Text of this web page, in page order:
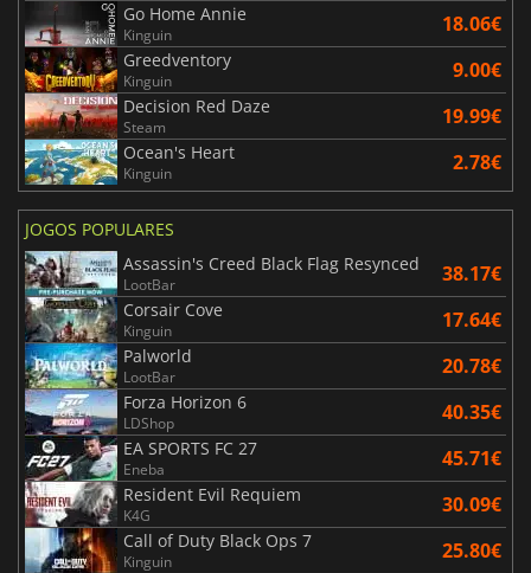
Go Home Annie
Kinguin 18.06€
Greedventory
Kinguin 9.00€
Decision Red Daze
Steam 19.99€
Ocean's Heart
Kinguin 2.78€
JOGOS POPULARES
Assassin's Creed Black Flag Resynced
LootBar 38.17€
Corsair Cove
Kinguin 17.64€
Palworld
LootBar 20.78€
Forza Horizon 6
LDShop 40.35€
EA SPORTS FC 27
Eneba 45.71€
Resident Evil Requiem
K4G 30.09€
Call of Duty Black Ops 7
Kinguin 25.80€